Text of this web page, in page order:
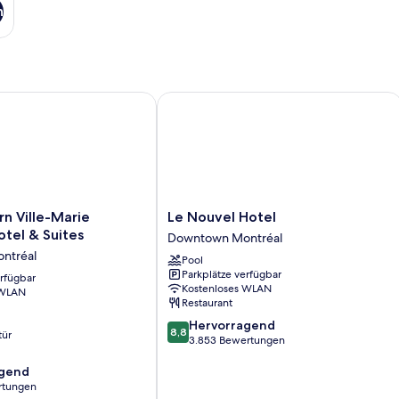
Ville-Marie
& Suites
Marie Montreal Hotel & Suites
Le
Nouvel
Hotel
Downtown
Montréal
Le Nouvel Hotel
Downtown Montréal
Pool
Parkplätze verfügbar
Kostenloses WLAN
Restaurant
8.8
von
8,8 Hervorragend
3.853 Bewertungen
Le Nouvel Hotel